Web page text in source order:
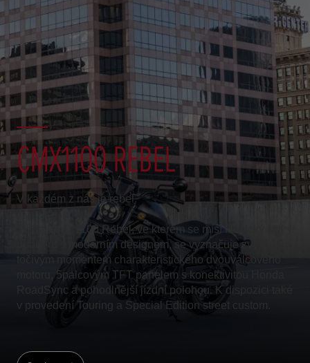
CMX1100 REBEL
V každém z nás je rebel.
Model CMX1100 Rebel, ve kterém se mísí klasický styl
bobberu s moderním designem, se vyznačuje zvýšeným
točivým momentem charakteristického dvouválcového
motoru, 5palcovým TFT panelem s konektivitou Honda
RoadSync a pohodlnější jízdní polohou. K dispozici také
v provedení Touring a Special Edition street custom.